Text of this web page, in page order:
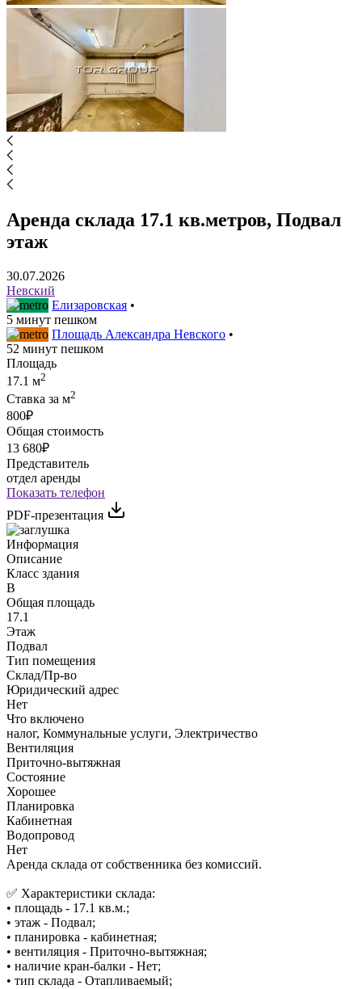
Аренда склада 17.1 кв.метров, Подвал
этаж
30.07.2026
Невский
Елизаровская •
5 минут пешком
Площадь Александра Невского •
52 минут пешком
Площадь
17.1 м2
Ставка за м2
800₽
Общая стоимость
13 680₽
Представитель
отдел аренды
Показать телефон
PDF-презентация
Информация
Описание
Класс здания
B
Общая площадь
17.1
Этаж
Подвал
Тип помещения
Склад/Пр-во
Юридический адрес
Нет
Что включено
налог, Коммунальные услуги, Электричество
Вентиляция
Приточно-вытяжная
Состояние
Хорошее
Планировка
Кабинетная
Водопровод
Нет
Аренда склада от собственника без комиссий.
✅ Характеристики склада:
• площадь - 17.1 кв.м.;
• этаж - Подвал;
• планировка - кабинетная;
• вентиляция - Приточно-вытяжная;
• наличие кран-балки - Нет;
• тип склада - Отапливаемый;